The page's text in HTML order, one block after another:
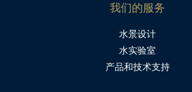
我们的服务
水景设计
水实验室
产品和技术支持